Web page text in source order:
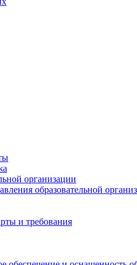
организации
образовательной
и требования